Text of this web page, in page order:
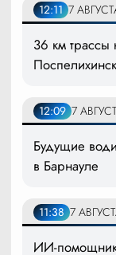
12:11 7
36 км трассы
12:09 7
Будущие
в Барнауле
11:38 7
ИИ-